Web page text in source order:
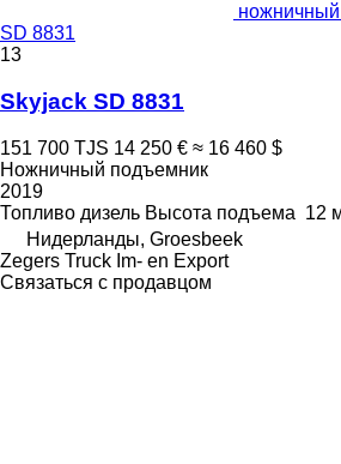
SD 8831
13
Skyjack SD 8831
151 700 TJS 14 250 € ≈ 16 460 $
Ножничный подъемник
2019
Топливо дизель Высота подъема 12
Нидерланды, Groesbeek
Zegers Truck Im- en Export
Связаться с продавцом